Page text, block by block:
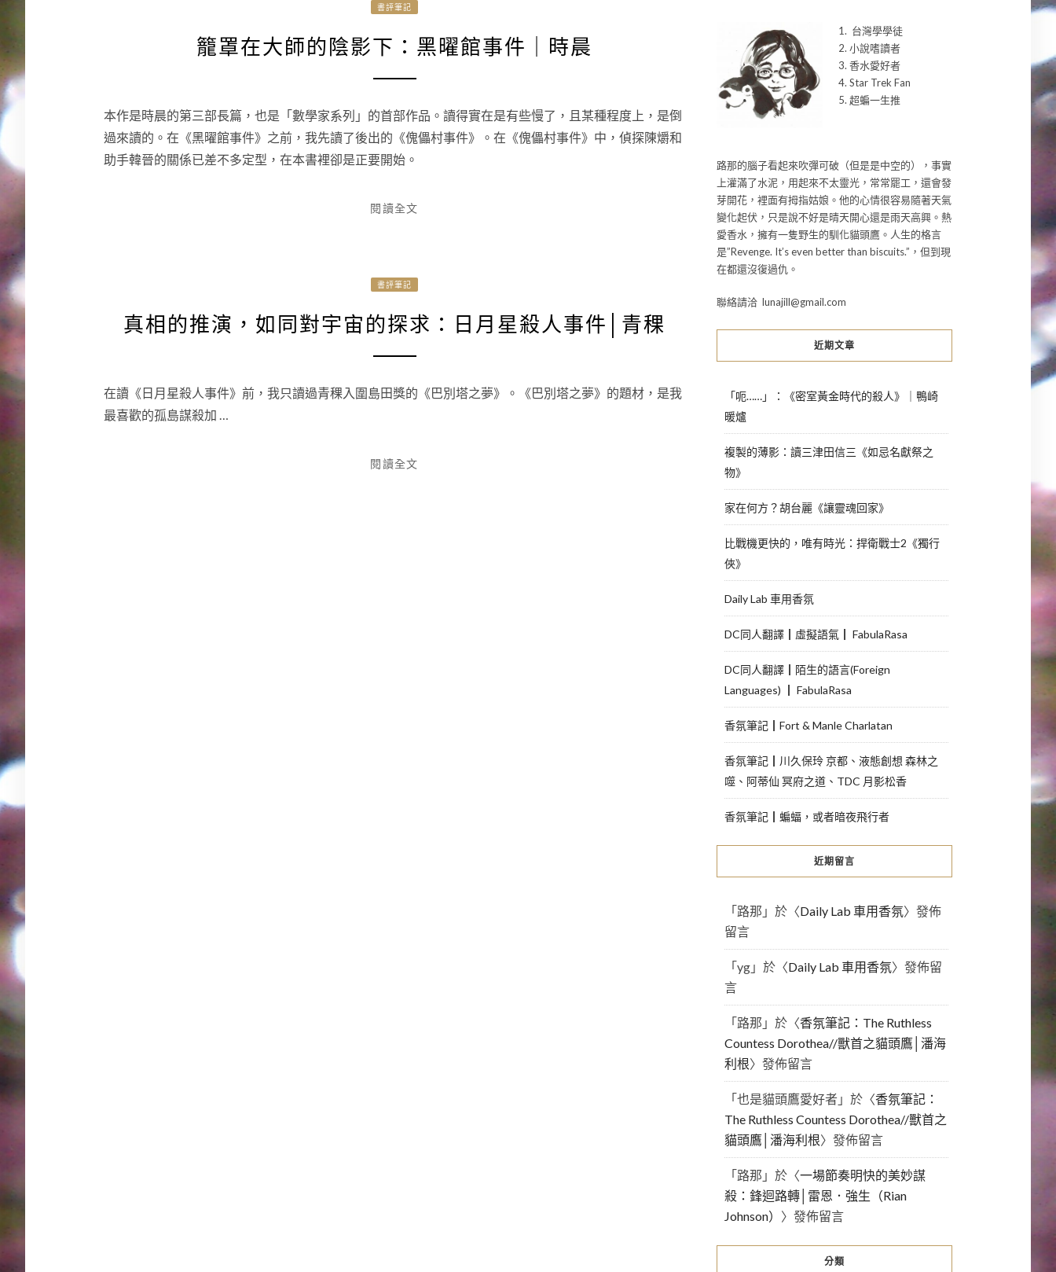
書評筆記
籠罩在大師的陰影下：黑曜館事件｜時晨
本作是時晨的第三部長篇，也是「數學家系列」的首部作品。讀得實在是有些慢了，且某種程度上，是倒
過來讀的。在《黑曜館事件》之前，我先讀了後出的《傀儡村事件》。在《傀儡村事件》中，偵探陳爝和
助手韓晉的關係已差不多定型，在本書裡卻是正要開始。
閱讀全文
書評筆記
真相的推演，如同對宇宙的探求：日月星殺人事件│青稞
在讀《日月星殺人事件》前，我只讀過青稞入圍島田獎的《巴別塔之夢》。《巴別塔之夢》的題材，是我
最喜歡的孤島謀殺加 …
閱讀全文
1. 台灣學學徒
2. 小說嗜讀者
3. 香水愛好者
4. Star Trek Fan
5. 超蝙一生推
路那的腦子看起來吹彈可破（但是是中空的），事實
上灌滿了水泥，用起來不太靈光，常常罷工，還會發
芽開花，裡面有拇指姑娘。他的心情很容易隨著天氣
變化起伏，只是說不好是晴天開心還是雨天高興。熱
愛香水，擁有一隻野生的馴化貓頭鷹。人生的格言
是”Revenge. It’s even better than biscuits.”，但到現
在都還沒復過仇。
聯絡請洽 lunajill@gmail.com
近期文章
「呃……」：《密室黃金時代的殺人》｜鴨崎
暖爐
複製的薄影：讀三津田信三《如忌名獻祭之
物》
家在何方？胡台麗《讓靈魂回家》
比戰機更快的，唯有時光：捍衛戰士2《獨行
俠》
Daily Lab 車用香氛
DC同人翻譯┃虛擬語氣┃ FabulaRasa
DC同人翻譯┃陌生的語言(Foreign
Languages) ┃ FabulaRasa
香氛筆記┃Fort & Manle Charlatan
香氛筆記┃川久保玲 京都、液態創想 森林之
噬、阿蒂仙 冥府之道、TDC 月影松香
香氛筆記┃蝙蝠，或者暗夜飛行者
近期留言
「路那 」於〈Daily Lab 車用香氛〉發佈
留言
「yg 」於〈Daily Lab 車用香氛〉發佈留
言
「路那 」於〈香氛筆記：The Ruthless
Countess Dorothea//獸首之貓頭鷹│潘海
利根〉發佈留言
「也是貓頭鷹愛好者 」於〈香氛筆記：
The Ruthless Countess Dorothea//獸首之
貓頭鷹│潘海利根〉發佈留言
「路那 」於〈一場節奏明快的美妙謀
殺：鋒迴路轉│雷恩．強生（Rian
Johnson） 〉發佈留言
分類